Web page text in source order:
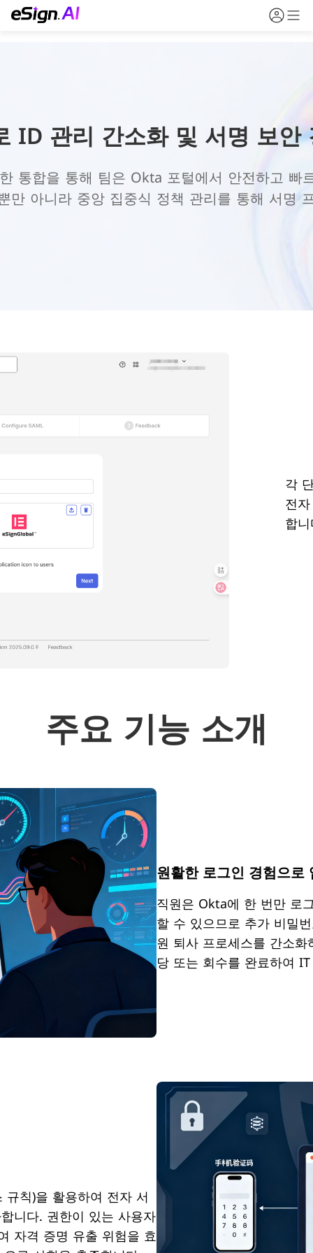
ID 관리 간소화 및 서명 보안
통합을 통해 팀은 Okta 포털에서 안전하고 빠
만 아니라 중앙 집중식 정책 관리를 통해 서명
각
전
합
주요 기능 소개
원활한 로그인 경험으로
직원은 Okta에 한 번만 로
할 수 있으므로 추가 비밀
원 퇴사 프로세스를 간소
당 또는 회수를 완료하여
칙)을 활용하여 전자 서
니다. 권한이 있는 사용자
자격 증명 유출 위험을 효